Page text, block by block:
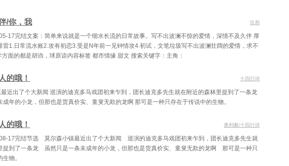
卷阅读58
卷阅读61 分卷阅读62 分卷阅读63
卷阅读64
/你，我 玖和
17完结文案：简单来说就是一个细水长流的日常故事。写不出波澜不惊的爱情，深情不及久伴 厚
雷1.日常流水账2.攻有初恋3.受是N年前一见钟情攻4.初试，文笔垃圾写不出波澜壮阔的爱情，求不
面的都是胡诌，球原谅内容标签 都市情缘 甜文 搜索关键字：主角：
的哦！ 十四行诗
近出了个大新闻 巡演的迪克多马戏团初来乍到，团长迪克多先生就在附近的森林里捉到了一条龙
成年的小龙，但那也是货真价实、童叟无欺的龙啊 那可是一种只存在于传说中的生物。
的哦！ 奥利啾/十四行诗
17完结节选 莫尔森小镇最近出了个大新闻 巡演的迪克多马戏团初来乍到，团长迪克多先生就
捉到了一条龙 虽然只是一条未成年的小龙，但那也是货真价实、童叟无欺的龙啊 那可是一种只
物。